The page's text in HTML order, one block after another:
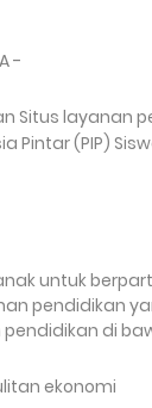
-
Situs layanan
Pintar (PIP)
untuk
pendidikan
di
ekonomi